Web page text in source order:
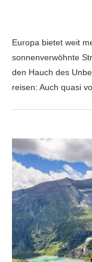
Europa bietet weit
sonnenverwöhnte
den Hauch des
reisen: Auch quasi